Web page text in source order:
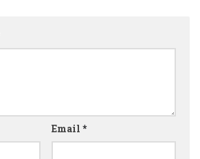
Email *